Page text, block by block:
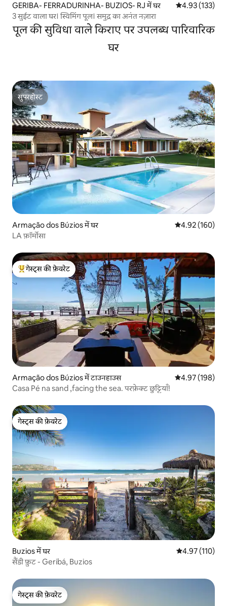
GERIBA- FERRADURINHA- BUZIOS- RJ में घर औसत रेटिंग 5 में से
4.93 (133)
3 सुईट वाला घर। स्विमिंग पूल। समुद्र का अनंत नज़ारा
पूल की सुविधा वाले किराए पर उपलब्ध पारिवारिक
घर
सुपरहोस्ट
सुपरहोस्ट
Armação dos Búzios में घर औसत रेटिंग 5 में से
4.92 (160)
LA फ़ॉर्मोसा
गेस्ट्स का टॉप फ़ेवरेट
गेस्ट्स की फ़ेवरेट
Armação dos Búzios में टाउनहाउस औसत रेटिंग 5 में से
4.97 (198)
Casa Pé na sand ,facing the sea. परफ़ेक्ट छुट्टियाँ!
गेस्ट्स की फ़ेवरेट
गेस्ट्स की फ़ेवरेट
Buzios में घर औसत रेटिंग 5 में से
4.97 (110)
सैंडी फ़ुट - Geribá, Buzios
गेस्ट्स की फ़ेवरेट
गेस्ट्स की फ़ेवरेट